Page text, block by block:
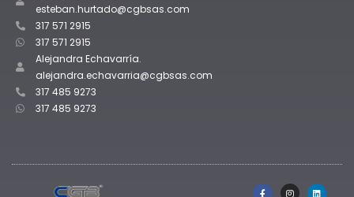
esteban.hurtado@cgbsas.com
317 571 2915
317 571 2915
Alejandra Echavarría.
alejandra.echavarria@cgbsas.com
317 485 9273
317 485 9273